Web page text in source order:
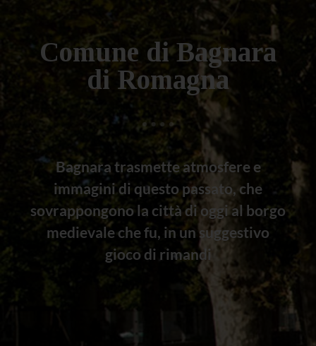
Comune di Bagnara
di Romagna
Bagnara trasmette atmosfere e
immagini di questo passato, che
sovrappongono la città di oggi al borgo
medievale che fu, in un suggestivo
gioco di rimandi